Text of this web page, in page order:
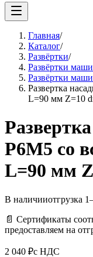
Главная/
Каталог/
Развёртки/
Развёртки
Развёртки
Развертка
L=90 мм Z=10
Р6М5 со
L=90 мм
В наличииотгрузка
📄 Сертификаты
предоставляем на
2 040 ₽с НДС